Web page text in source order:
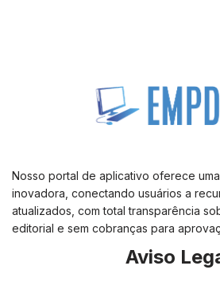
Nosso portal de aplicativo oferece
inovadora, conectando usuários a
atualizados, com total transparência
editorial e sem cobranças para
Aviso